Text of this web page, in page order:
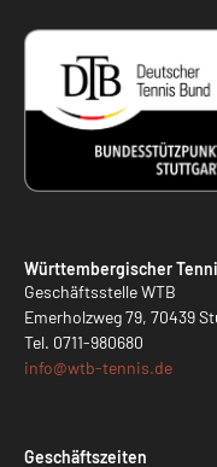
Württembergischer
Geschäftsstelle WTB
Emerholzweg 79, 70439
Tel. 0711-980680
info@wtb-tennis.de
Geschäftszeiten